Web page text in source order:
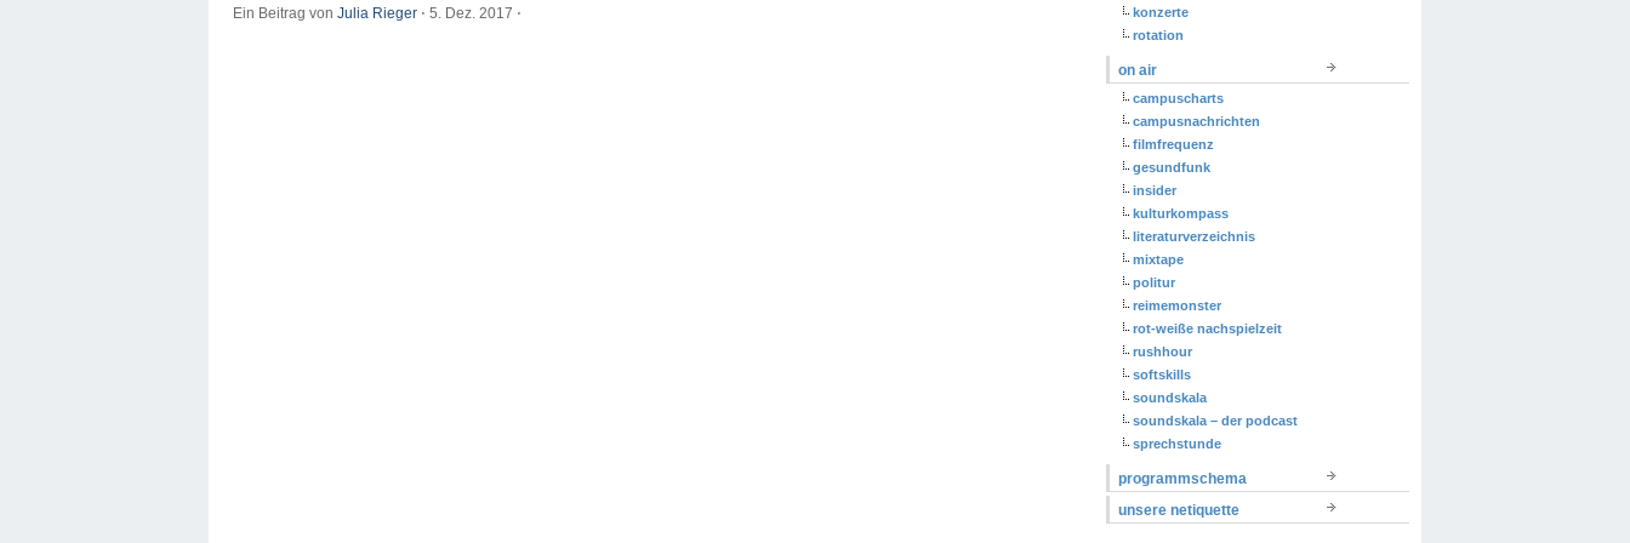
Ein Beitrag von Julia Rieger ⋅ 5. Dez. 2017 ⋅
konzerte
rotation
on air
campuscharts
campusnachrichten
filmfrequenz
gesundfunk
insider
kulturkompass
literaturverzeichnis
mixtape
politur
reimemonster
rot-weiße nachspielzeit
rushhour
softskills
soundskala
soundskala – der podcast
sprechstunde
programmschema
unsere netiquette